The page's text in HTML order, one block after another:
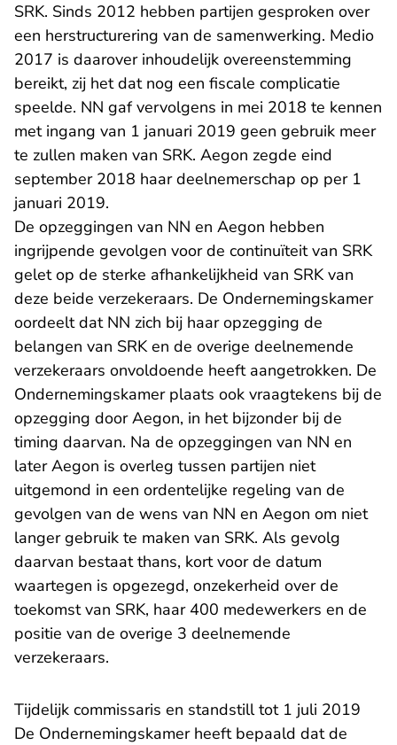
SRK. Sinds 2012 hebben partijen gesproken over
een herstructurering van de samenwerking. Medio
2017 is daarover inhoudelijk overeenstemming
bereikt, zij het dat nog een fiscale complicatie
speelde. NN gaf vervolgens in mei 2018 te kennen
met ingang van 1 januari 2019 geen gebruik meer
te zullen maken van SRK. Aegon zegde eind
september 2018 haar deelnemerschap op per 1
januari 2019.
De opzeggingen van NN en Aegon hebben
ingrijpende gevolgen voor de continuïteit van SRK
gelet op de sterke afhankelijkheid van SRK van
deze beide verzekeraars. De Ondernemingskamer
oordeelt dat NN zich bij haar opzegging de
belangen van SRK en de overige deelnemende
verzekeraars onvoldoende heeft aangetrokken. De
Ondernemingskamer plaats ook vraagtekens bij de
opzegging door Aegon, in het bijzonder bij de
timing daarvan. Na de opzeggingen van NN en
later Aegon is overleg tussen partijen niet
uitgemond in een ordentelijke regeling van de
gevolgen van de wens van NN en Aegon om niet
langer gebruik te maken van SRK. Als gevolg
daarvan bestaat thans, kort voor de datum
waartegen is opgezegd, onzekerheid over de
toekomst van SRK, haar 400 medewerkers en de
positie van de overige 3 deelnemende
verzekeraars.
Tijdelijk commissaris en standstill tot 1 juli 2019
De Ondernemingskamer heeft bepaald dat de